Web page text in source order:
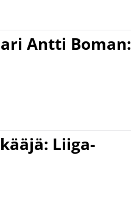
Antti Boman:
Liiga-